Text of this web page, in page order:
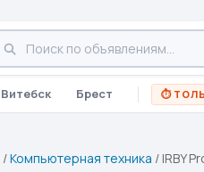
Витебск Брест ⏱
/Компьютерная техника / IRBY